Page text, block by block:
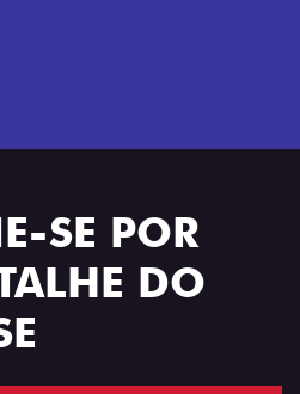
SE POR
DO